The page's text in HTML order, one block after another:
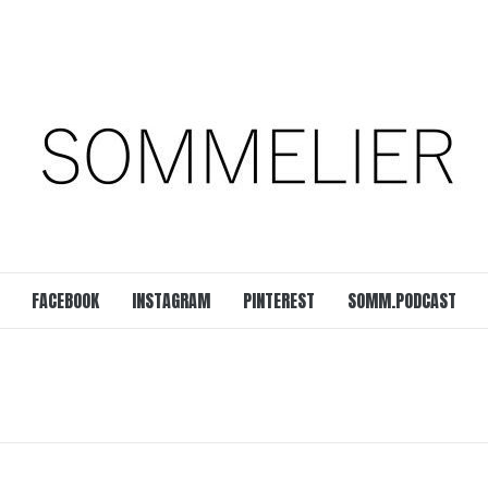
FACEBOOK INSTAGRAM PINTEREST SOMM.PODCAST